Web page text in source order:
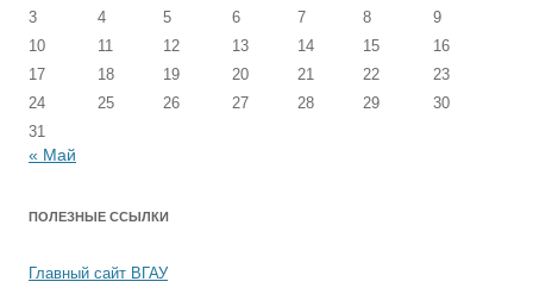
3
4 5 6 7 8
9
10
11 12 13 14 15
16
17
18 19 20 21 22
23
24
25 26 27 28 29
30
31
« Май
ПОЛЕЗНЫЕ ССЫЛКИ
Главный сайт ВГАУ